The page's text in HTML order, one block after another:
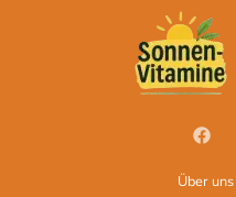
Über uns